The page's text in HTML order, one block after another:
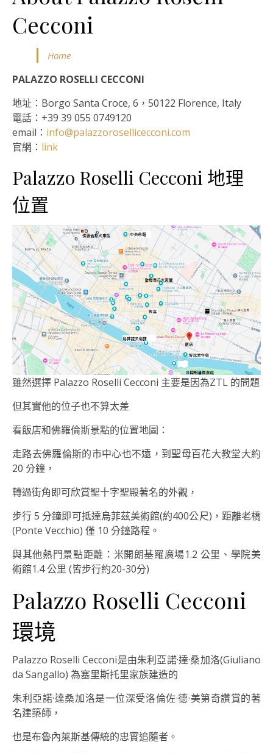
Cecconi
Home
PALAZZO ROSELLI CECCONI
地址：Borgo Santa Croce, 6，50122 Florence, Italy
電話：+39 39 055 0749120
email： info@palazzorosellicecconi.com
官網： link
Palazzo Roselli Cecconi 地理
位置
雖然選擇 Palazzo Roselli Cecconi 主要是因為ZTL 的問題
但其實他的位子也不算太差
看飯店和佛羅倫斯景點的位置地圖：
走路去佛羅倫斯的市中心也不遠，到聖母百花大教堂大約
20 分鐘，
轉過街角即可欣賞聖十字聖殿著名的外觀，
步行 5 分鐘即可抵達烏菲茲美術館(約400公尺)，距離老橋
(Ponte Vecchio) 僅 10 分鐘路程。
與其他熱門景點距離：米開朗基羅廣場1.2 公里、學院美
術館1.4 公里 (皆步行約20-30分)
Palazzo Roselli Cecconi
環境
Palazzo Roselli Cecconi是由朱利亞諾·達·桑加洛(Giuliano
da Sangallo) 為塞里斯托里家族建造的
朱利亞諾·達桑加洛是一位深受洛倫佐·德·美第奇讚賞的著
名建築師，
也是布魯內萊斯基傳統的忠實追隨者。